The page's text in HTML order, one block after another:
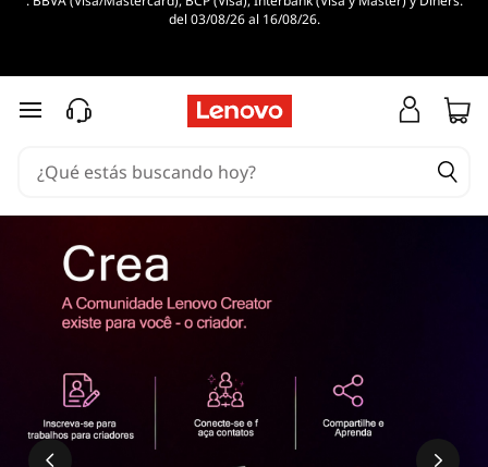
del 03/08/26 al 16/08/26.
Ir al contenido principal